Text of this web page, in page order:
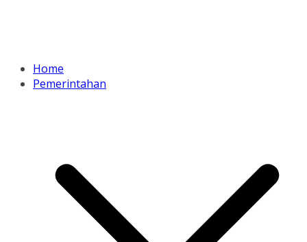
Home
Pemerintahan